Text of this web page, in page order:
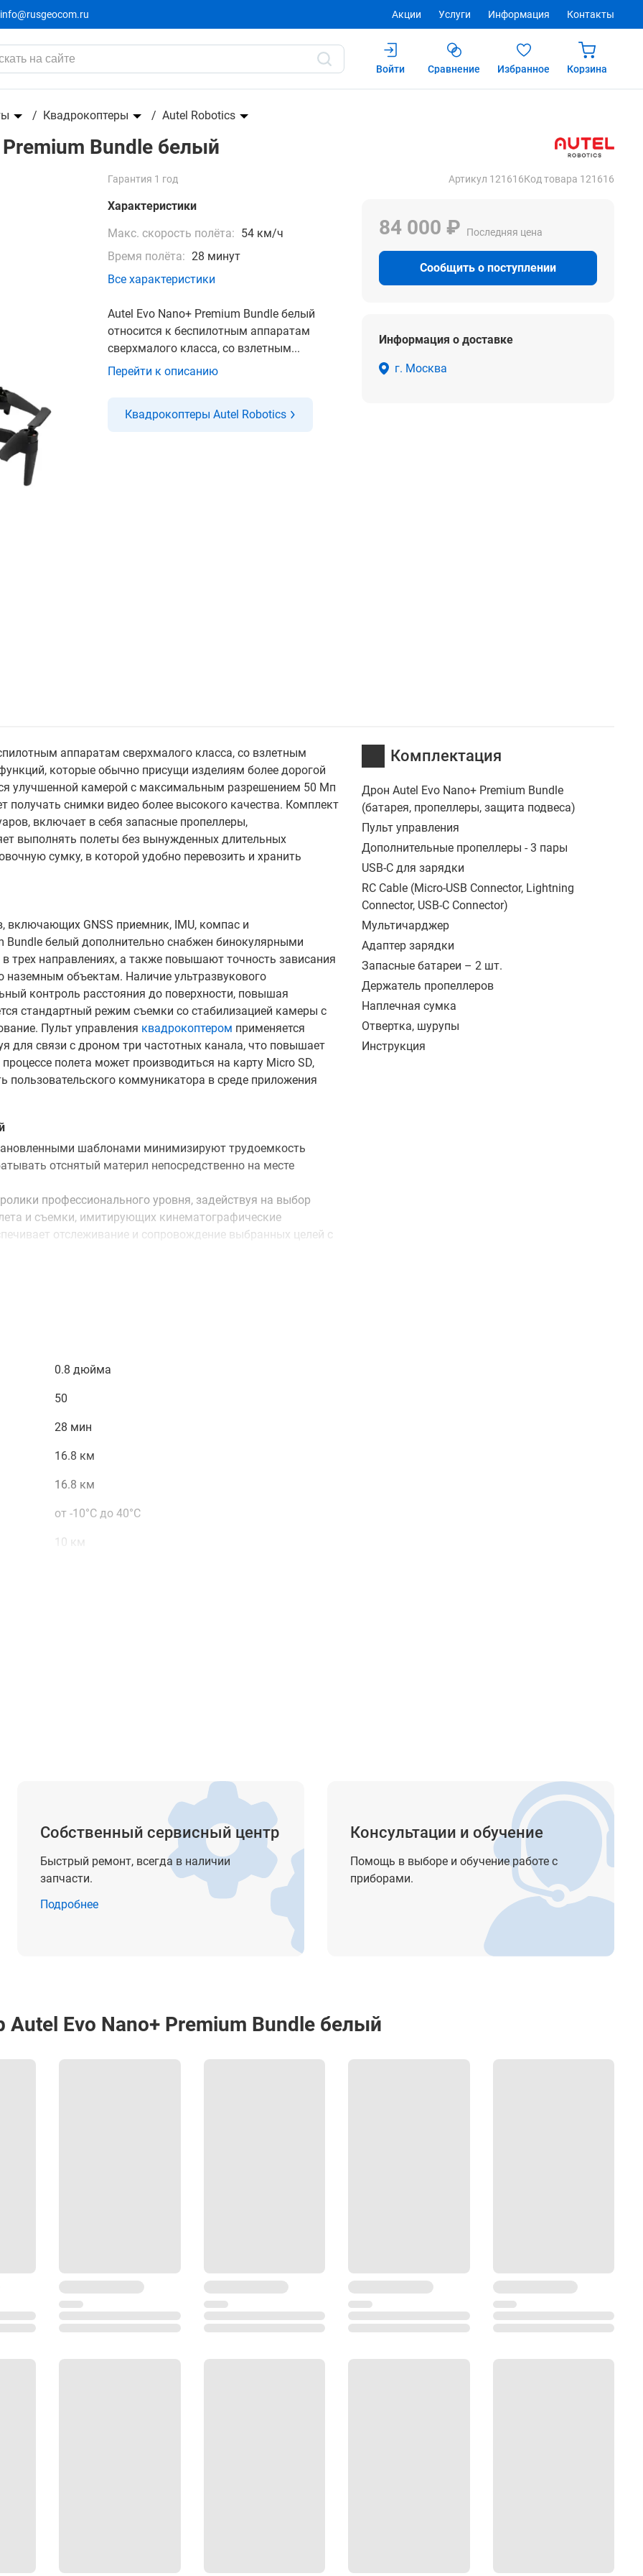
info@rusgeocom.ru Акции Услуги Информация Контакты
Войти
Сравнение Избранное Корзина
Квадрокоптеры Autel Robotics
Bundle белый
Гарантия 1 год Артикул 121616Код товара 121616
Характеристики
Макс. скорость полёта: 54 км/ч
Время полёта: 28 минут
Все характеристики
Autel Evo Nano+ Premium Bundle белый
относится к беспилотным аппаратам
сверхмалого класса, со взлетным...
Перейти к описанию
Квадрокоптеры Autel Robotics
84 000 ₽ Последняя цена
Сообщить о поступлении
Информация о доставке
г. Москва
аппаратам сверхмалого класса, со взлетным
которые обычно присущи изделиям более дорогой
улучшенной камерой с максимальным разрешением 50 Мп
получать снимки видео более высокого качества. Комплект
включает в себя запасные пропеллеры,
выполнять полеты без вынужденных длительных
сумку, в которой удобно перевозить и хранить
включающих GNSS приемник, IMU, компас и
Bundle белый дополнительно снабжен бинокулярными
трех направлениях, а также повышают точность зависания
наземным объектам. Наличие ультразвукового
контроль расстояния до поверхности, повышая
стандартный режим съемки со стабилизацией камеры с
Пульт управления квадрокоптером применяется
для связи с дроном три частотных канала, что повышает
полета может производиться на карту Micro SD,
пользовательского коммуникатора в среде приложения
шаблонами минимизируют трудоемкость
отснятый материл непосредственно на месте
профессионального уровня, задействуя на выбор
и съемки, имитирующих кинематографические
отслеживание и сопровождение выбранных целей с
обеспечивают улучшенное качество изображений при
0.8 дюйма
50
28 мин
16.8 км
16.8 км
от -10°C до 40°C
10 км
Комплектация
Дрон Autel Evo Nano+ Premium Bundle
(батарея, пропеллеры, защита подвеса)
Пульт управления
Дополнительные пропеллеры - 3 пары
USB-C для зарядки
RC Cable (Micro-USB Connector, Lightning
Connector, USB-C Connector)
Мультичарджер
Адаптер зарядки
Запасные батареи – 2 шт.
Держатель пропеллеров
Наплечная сумка
Отвертка, шурупы
Инструкция
Собственный сервисный центр
Быстрый ремонт, всегда в наличии
запчасти.
Подробнее
Консультации и обучение
Помощь в выборе и обучение работе с
приборами.
Evo Nano+ Premium Bundle белый